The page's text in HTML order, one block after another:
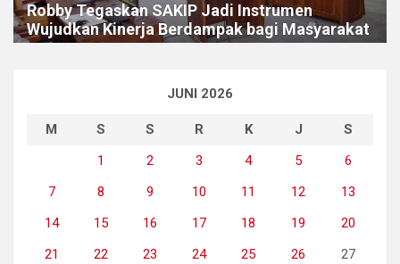
Robby Tegaskan SAKIP Jadi Instrumen
Wujudkan Kinerja Berdampak bagi Masyarakat
JUNI 2026
M S S R K J
S
1
2 3 4 5
6
7
8 9 10 11 12
13
14
15 16 17 18 19
20
21
22 23 24 25 26 27